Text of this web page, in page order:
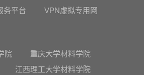
务平台
VPN虚拟专用网
院
重庆大学材料学院
江西理工大学材料学院